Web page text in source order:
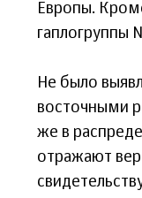
Европы.
гаплогруппы
Не было
восточными
же в
отражают